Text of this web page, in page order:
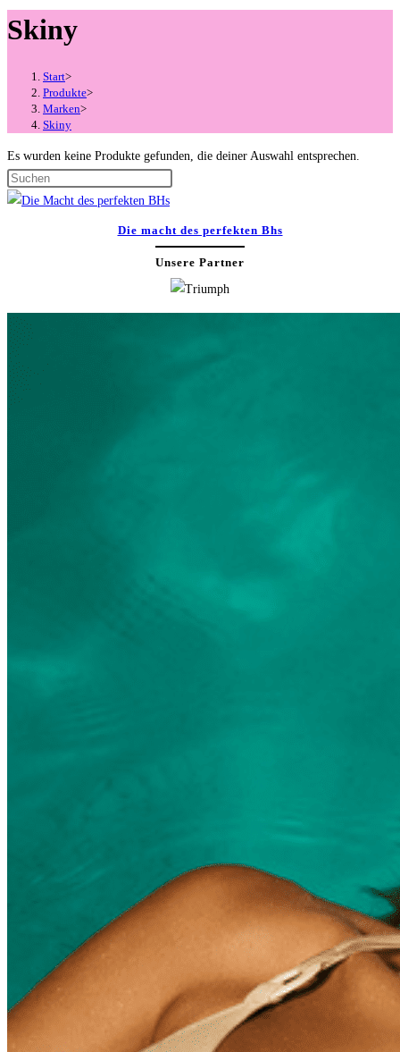
durchsuchen
Skiny
Start>
Produkte>
Marken>
Skiny
Es wurden keine Produkte gefunden, die deiner Auswahl entsprechen.
close
the
search
panel.
Die macht des perfekten Bhs
Unsere Partner